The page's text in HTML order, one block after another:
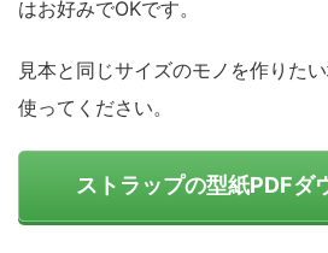
はお好みでOKです。
見本と同じサイズのモノを作りた
使ってください。
ストラップの型紙PDFダ